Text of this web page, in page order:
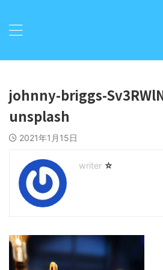
johnny-briggs-
unsplash
2021年1月15日
☆